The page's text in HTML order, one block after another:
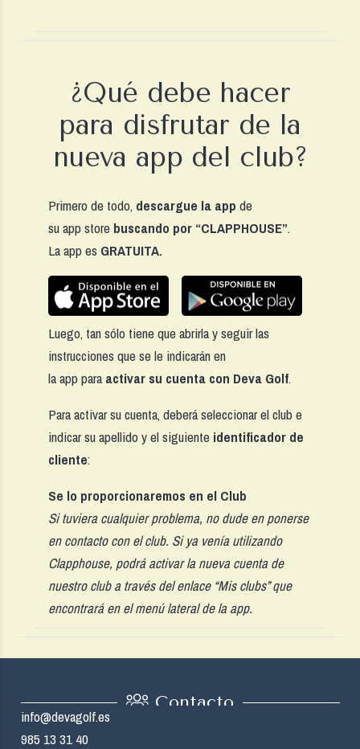
¿Qué debe hacer
para disfrutar de la
nueva app del club?
Primero de todo, descargue la app de
su app store buscando por “CLAPPHOUSE”.
La app es GRATUITA.
Luego, tan sólo tiene que abrirla y seguir las
instrucciones que se le indicarán en
la app paraactivar su cuenta con Deva Golf.
Para activar su cuenta, deberá seleccionar el club e
indicar su apellido y el siguiente identificador de
cliente:
Se lo proporcionaremos en el Club
Si tuviera cualquier problema, no dude en ponerse
en contacto con el club. Si ya venía utilizando
Clapphouse, podrá activar la nueva cuenta de
nuestro club a través del enlace “Mis clubs” que
encontrará en el menú lateral de la app.
Contacto
info@devagolf.es
985 13 31 40